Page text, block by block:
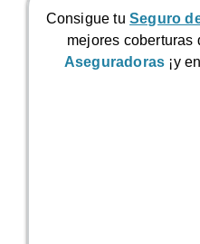
Consigue tu Seguro
mejores
Aseguradoras ¡y